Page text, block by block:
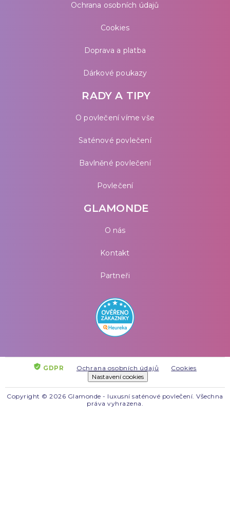
Ochrana osobních údajů
Cookies
Doprava a platba
Dárkové poukazy
RADY A TIPY
O povlečení víme vše
Saténové povlečení
Bavlněné povlečení
Povlečení
GLAMONDE
O nás
Kontakt
Partneři
GDPR Ochrana osobních údajů
Cookies
Nastavení cookies
Copyright © 2026 Glamonde - luxusní saténové povlečení. Všechna
práva vyhrazena.